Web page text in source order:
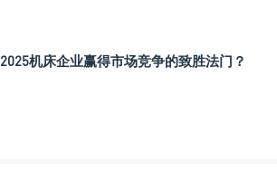
2025机床企业赢得市场竞争的致胜法门？